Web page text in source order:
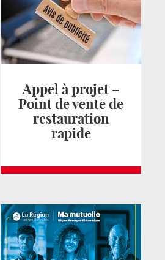
Appel à projet –
Point de vente de
restauration
rapide